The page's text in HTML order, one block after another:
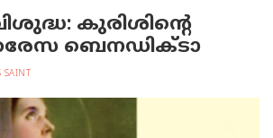
കുരിശിന്റെ
ബെനഡിക്ടാ
SAINT